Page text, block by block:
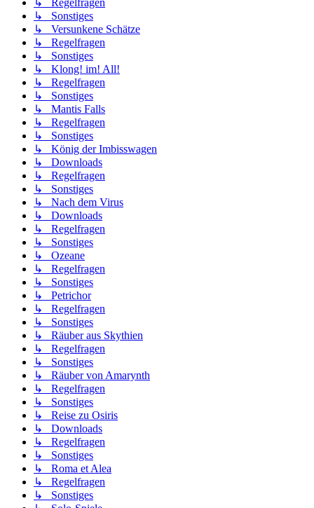
↳ Regelfragen
↳ Sonstiges
↳ Versunkene Schätze
↳ Regelfragen
↳ Sonstiges
↳ Klong! im! All!
↳ Regelfragen
↳ Sonstiges
↳ Mantis Falls
↳ Regelfragen
↳ Sonstiges
↳ König der Imbisswagen
↳ Downloads
↳ Regelfragen
↳ Sonstiges
↳ Nach dem Virus
↳ Downloads
↳ Regelfragen
↳ Sonstiges
↳ Ozeane
↳ Regelfragen
↳ Sonstiges
↳ Petrichor
↳ Regelfragen
↳ Sonstiges
↳ Räuber aus Skythien
↳ Regelfragen
↳ Sonstiges
↳ Räuber von Amarynth
↳ Regelfragen
↳ Sonstiges
↳ Reise zu Osiris
↳ Downloads
↳ Regelfragen
↳ Sonstiges
↳ Roma et Alea
↳ Regelfragen
↳ Sonstiges